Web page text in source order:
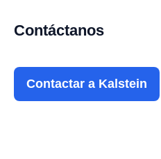
Contáctanos
Contactar a Kalstein